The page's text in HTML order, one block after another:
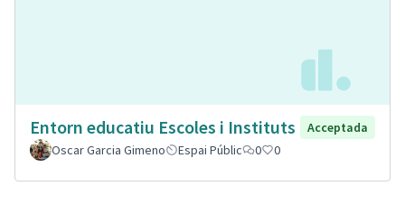
Entorn educatiu Escoles i Instituts
Acceptada
Oscar Garcia Gimeno
Espai Públic 0 0